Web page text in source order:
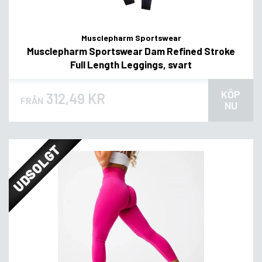
Musclepharm Sportswear
Musclepharm Sportswear Dam Refined Stroke
Full Length Leggings, svart
FRÅN 312,49 KR
KÖP
NU
UDSOLGT